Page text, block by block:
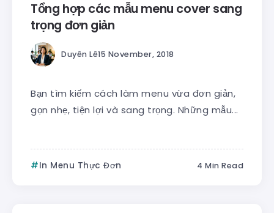
Tổng hợp các mẫu menu cover sang
trọng đơn giản
Duyên Lê15 November, 2018
Bạn tìm kiếm cách làm menu vừa đơn giản,
gọn nhẹ, tiện lợi và sang trọng. Những mẫu...
In Menu Thực Đơn 4 Min Read